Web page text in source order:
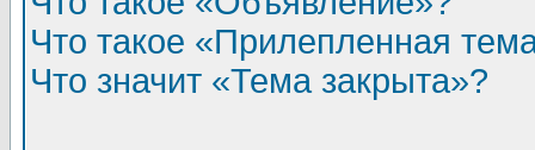
Что такое «Прилепленная
Что значит «Тема закрыта»?